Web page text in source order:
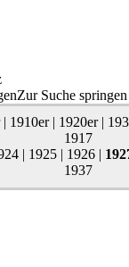
Zur Suche springen
| 1910er| 1920er|
1917
| 1925| 1926|
1937